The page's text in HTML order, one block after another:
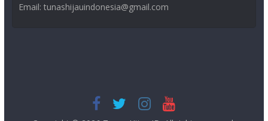
Email: tunashijauindonesia@gmail.com